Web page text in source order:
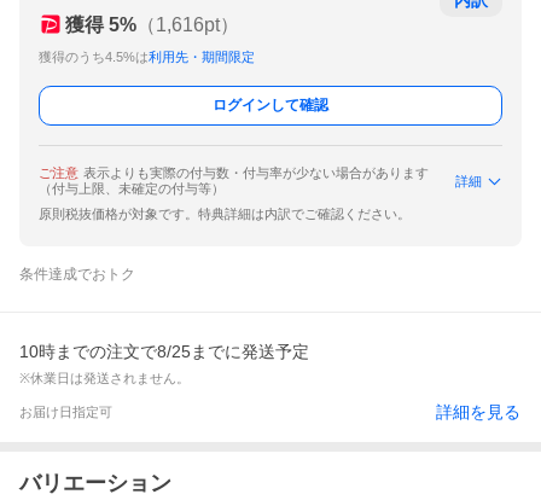
獲得 5% （1,616pt）
獲得のうち4.5%は利用先・期間限定
ログインして確認
ご注意 表示よりも実際の付与数・付与率が少ない場合があります
（付与上限、未確定の付与等）
詳細
原則税抜価格が対象です。特典詳細は内訳でご確認ください。
条件達成でおトク
10時までの注文で8/25までに発送予定
※休業日は発送されません。
お届け日指定可 詳細を見る
バリエーション